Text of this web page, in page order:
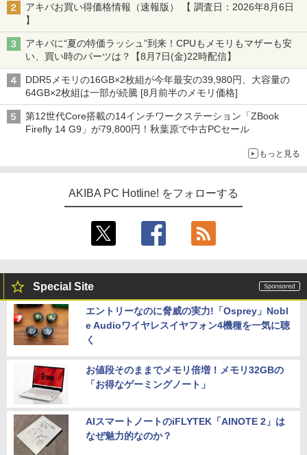
アキバお買い得価格情報（速報版） 【 調査日：2026年8月6日
】
アキバに“夏の特価ラッシュ”到来！CPUもメモリもマザーも安
い、買い時のパーツは？【8月7日(金)22時配信】
DDR5メモリの16GB×2枚組が今年最安の39,980円、大容量の
64GB×2枚組は一部が続騰 [8月前半のメモリ価格]
第12世代Core搭載の14インチワークステーション「ZBook
Firefly 14 G9」が79,800円！秋葉原で中古PCセール
もっと見る
AKIBA PC Hotline! をフォローする
Special Site
エントリーなのに脅威の実力!「Osprey」Nobl
e Audioワイヤレスイヤフォン4機種を一気に聴
く
お値段そのままでメモリ倍増！メモリ32GBの
「お得なゲーミングノート」
AIスマートノートのiFLYTEK「AINOTE 2」は
なぜ魅力的なのか？